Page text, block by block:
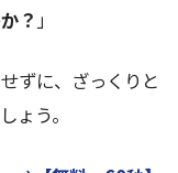
？ 」
ずに、ざっくりと
ょう。